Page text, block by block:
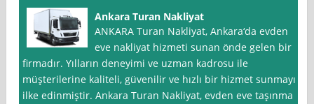
Ankara Turan Nakliyat
ANKARA Turan Nakliyat, Ankara‘da evden
eve nakliyat hizmeti sunan önde gelen bir
firmadır. Yılların deneyimi ve uzman kadrosu ile
müşterilerine kaliteli, güvenilir ve hızlı bir hizmet sunmayı
ilke edinmiştir. Ankara Turan Nakliyat, evden eve taşınma